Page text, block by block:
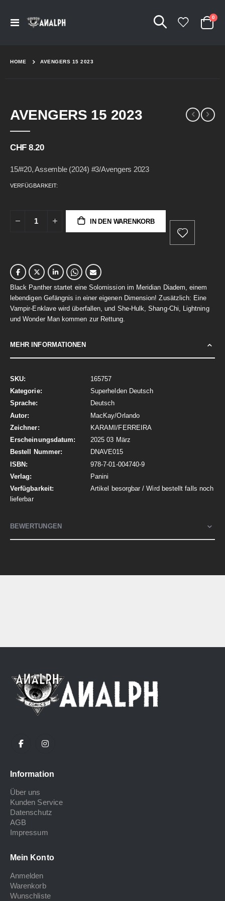
Navigation
Cart
0
HOME AVENGERS 15 2023
AVENGERS 15 2023
CHF 8.20
15/#20, Assemble (2024) #3/Avengers 2023
VERFÜGBARKEIT:
IN DEN WARENKORB
Black Panther startet eine Solomission im Meridian Diadem, einem
lebendigen Gefängnis in einer eigenen Dimension! Zusätzlich: Eine
Vampir-Enklave wird überfallen, und She-Hulk, Shang-Chi, Lightning
und Wonder Man kommen zur Rettung.
MEHR INFORMATIONEN
Mehr
Informationen
165757
Superhelden Deutsch
Deutsch
MacKay/Orlando
KARAMI/FERREIRA
2025 03 März
DNAVE015
978-7-01-004740-9
Panini
Artikel besorgbar / Wird bestellt falls noch
lieferbar
BEWERTUNGEN
to
the
end
of
to
the
beginning
of
Information
Über uns
Kunden Service
Datenschutz
AGB
Impressum
Mein Konto
Anmelden
Warenkorb
Wunschliste